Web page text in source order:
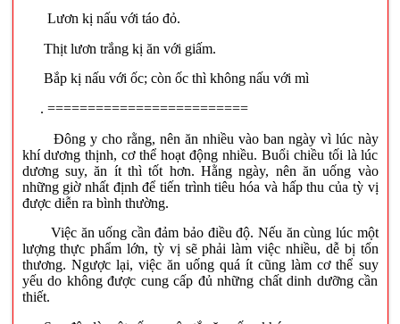
Lươn kị nấu với táo đỏ.
Thịt lươn trắng kị ăn với giấm.
Bắp kị nấu với ốc; còn ốc thì không nấu với mì
. =========================
Đông y cho rằng, nên ăn nhiều vào ban ngày vì lúc này
khí dương thịnh, cơ thể hoạt động nhiều. Buổi chiều tối là lúc
dương suy, ăn ít thì tốt hơn. Hằng ngày, nên ăn uống vào
những giờ nhất định để tiến trình tiêu hóa và hấp thu của tỳ vị
được diễn ra bình thường.
Việc ăn uống cần đảm bảo điều độ. Nếu ăn cùng lúc một
lượng thực phẩm lớn, tỳ vị sẽ phải làm việc nhiều, dễ bị tổn
thương. Ngược lại, việc ăn uống quá ít cũng làm cơ thể suy
yếu do không được cung cấp đủ những chất dinh dưỡng cần
thiết.